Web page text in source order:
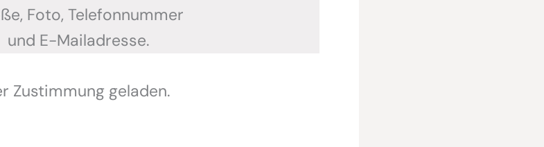
Foto, Telefonnummer
und E-Mailadresse.
Zustimmung geladen.